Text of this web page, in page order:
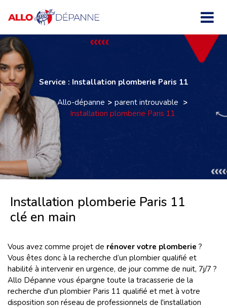
Service : Installation plomberie Paris 11
Allo-dépanne
parent introuvable
Installation plomberie Paris 11
Installation plomberie Paris 11
clé en main
Vous avez comme projet de rénover votre plomberie ?
Vous êtes donc à la recherche d’un plombier qualifié et
habilité à intervenir en urgence, de jour comme de nuit, 7j/7 ?
Allo Dépanne vous épargne toute la tracasserie de la
recherche d'un plombier Paris 11 qualifié et met à votre
disposition son réseau de professionnels de l'installation